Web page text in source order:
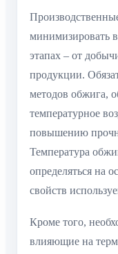
минимизировать
этапах – от
продукции.
методов обжига,
температурное
повышению
Температура
определяться на
свойств
Кроме того,
влияющие на